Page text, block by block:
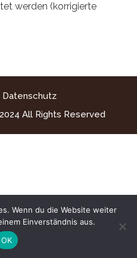
werden (korrigierte
Datenschutz
All Rights Reserved
Wenn du die Website weiter
Einverständnis aus.
OK